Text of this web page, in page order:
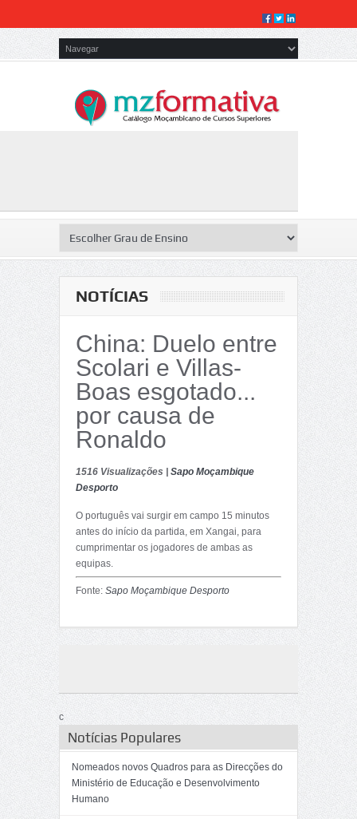
NOTÍCIAS
China: Duelo entre
Scolari e Villas-
Boas esgotado...
por causa de
Ronaldo
1516 Visualizações | Sapo Moçambique
Desporto
O português vai surgir em campo 15 minutos
antes do início da partida, em Xangai, para
cumprimentar os jogadores de ambas as
equipas.
Fonte: Sapo Moçambique Desporto
c
Notícias Populares
Nomeados novos Quadros para as Direcções do
Ministério de Educação e Desenvolvimento
Humano